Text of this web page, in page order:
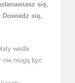
się,
się,
wedle
nie mogą być